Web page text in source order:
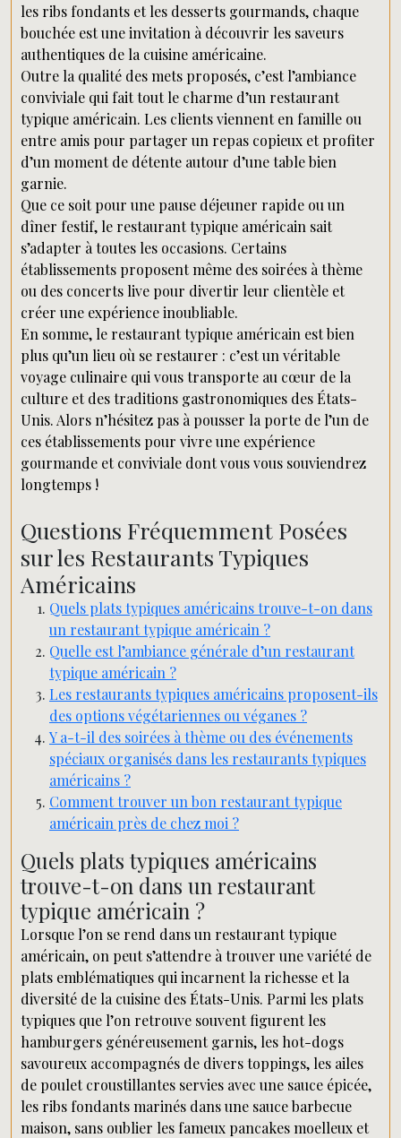
les ribs fondants et les desserts gourmands, chaque
bouchée est une invitation à découvrir les saveurs
authentiques de la cuisine américaine.
Outre la qualité des mets proposés, c’est l’ambiance
conviviale qui fait tout le charme d’un restaurant
typique américain. Les clients viennent en famille ou
entre amis pour partager un repas copieux et profiter
d’un moment de détente autour d’une table bien
garnie.
Que ce soit pour une pause déjeuner rapide ou un
dîner festif, le restaurant typique américain sait
s’adapter à toutes les occasions. Certains
établissements proposent même des soirées à thème
ou des concerts live pour divertir leur clientèle et
créer une expérience inoubliable.
En somme, le restaurant typique américain est bien
plus qu’un lieu où se restaurer : c’est un véritable
voyage culinaire qui vous transporte au cœur de la
culture et des traditions gastronomiques des États-
Unis. Alors n’hésitez pas à pousser la porte de l’un de
ces établissements pour vivre une expérience
gourmande et conviviale dont vous vous souviendrez
longtemps !
Questions Fréquemment Posées
sur les Restaurants Typiques
Américains
Quels plats typiques américains trouve-t-on dans
un restaurant typique américain ?
Quelle est l’ambiance générale d’un restaurant
typique américain ?
Les restaurants typiques américains proposent-ils
des options végétariennes ou véganes ?
Y a-t-il des soirées à thème ou des événements
spéciaux organisés dans les restaurants typiques
américains ?
Comment trouver un bon restaurant typique
américain près de chez moi ?
Quels plats typiques américains
trouve-t-on dans un restaurant
typique américain ?
Lorsque l’on se rend dans un restaurant typique
américain, on peut s’attendre à trouver une variété de
plats emblématiques qui incarnent la richesse et la
diversité de la cuisine des États-Unis. Parmi les plats
typiques que l’on retrouve souvent figurent les
hamburgers généreusement garnis, les hot-dogs
savoureux accompagnés de divers toppings, les ailes
de poulet croustillantes servies avec une sauce épicée,
les ribs fondants marinés dans une sauce barbecue
maison, sans oublier les fameux pancakes moelleux et